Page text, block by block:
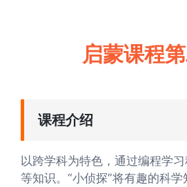
启蒙课程
课程介绍
以跨学科为特色，通过编程学
等知识。“小侦探”将有趣的科